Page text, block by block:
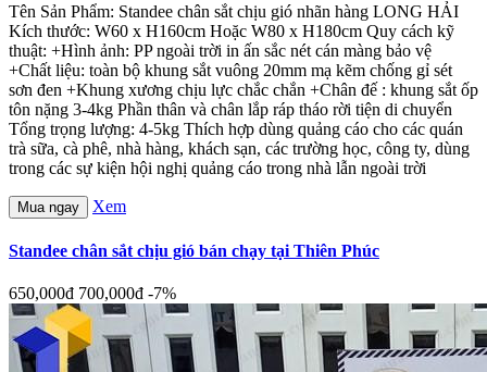
Tên Sản Phẩm: Standee chân sắt chịu gió nhãn hàng LONG HẢI
Kích thước: W60 x H160cm Hoặc W80 x H180cm Quy cách kỹ
thuật: +Hình ảnh: PP ngoài trời in ấn sắc nét cán màng bảo vệ
+Chất liệu: toàn bộ khung sắt vuông 20mm mạ kẽm chống gỉ sét
sơn đen +Khung xương chịu lực chắc chắn +Chân đế : khung sắt ốp
tôn nặng 3-4kg Phần thân và chân lắp ráp tháo rời tiện di chuyển
Tổng trọng lượng: 4-5kg Thích hợp dùng quảng cáo cho các quán
trà sữa, cà phê, nhà hàng, khách sạn, các trường học, công ty, dùng
trong các sự kiện hội nghị quảng cáo trong nhà lẫn ngoài trời
Mua ngay Xem
Standee chân sắt chịu gió bán chạy tại Thiên Phúc
650,000đ 700,000đ -7%